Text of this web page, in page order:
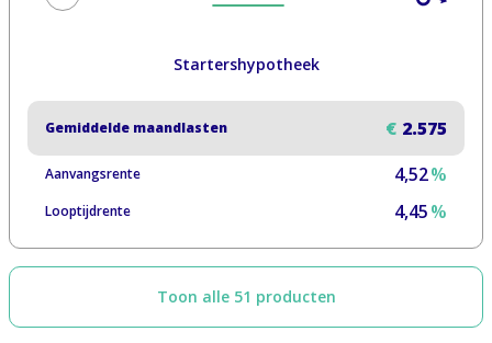
Startershypotheek
€ 2.575
Gemiddelde maandlasten
4,52%
Aanvangsrente
4,45%
Looptijdrente
Toon alle 51 producten